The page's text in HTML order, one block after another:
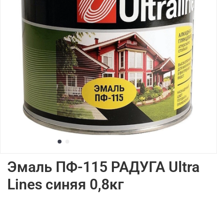
Эмаль ПФ-115 РАДУГА Ultra
Lines синяя 0,8кг